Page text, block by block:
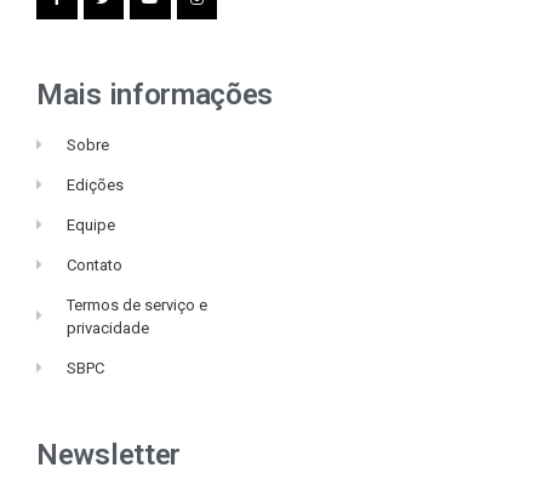
Mais informações
Sobre
Edições
Equipe
Contato
Termos de serviço e
privacidade
SBPC
Newsletter